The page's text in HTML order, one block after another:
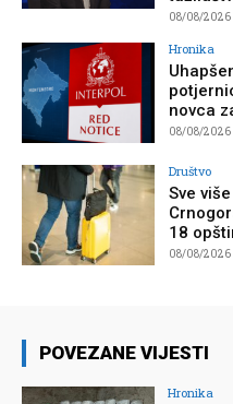
08/08/2026
Hronika
novca
08/08/2026
Društvo
Sve
18
08/08/2026
POVEZANE VIJESTI
Hronika